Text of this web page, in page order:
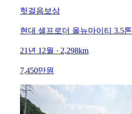
헛걸음보상
현대 셀프로더 올뉴마이티 3.5톤
21년 12월 · 2,298km
7,450만원